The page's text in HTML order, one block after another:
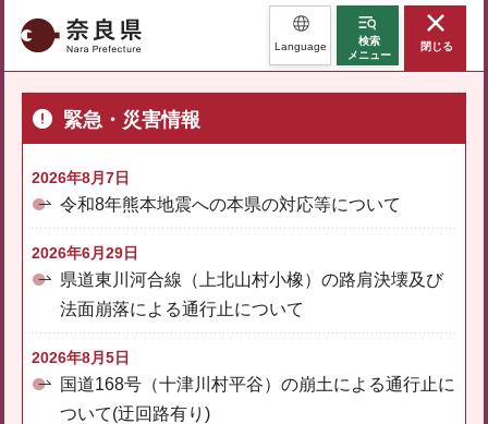
奈良県 Language
検索
メニュー
閉じる
緊急・災害情報
2026年8月7日
令和8年熊本地震への本県の対応等について
2026年6月29日
県道東川河合線（上北山村小橡）の路肩決壊及び
法面崩落による通行止について
2026年8月5日
国道168号（十津川村平谷）の崩土による通行止に
ついて(迂回路有り)